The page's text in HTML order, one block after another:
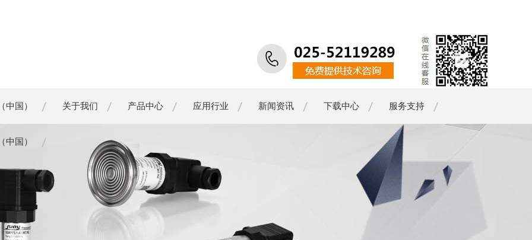
中国） 关于我们 产品中心 应用行业 新闻资讯 下载中心 服务支持
中国）